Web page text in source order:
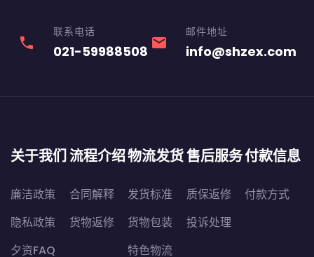
phone
联系电话
021-59988508 email
邮件地址
info@shzex.com
关于我们
廉洁政策
隐私政策
夕资FAQ
流程介绍
合同解释
货物返修
物流发货
发货标准
货物包装
特色物流
售后服务
质保返修
投诉处理
付款信息
付款方式